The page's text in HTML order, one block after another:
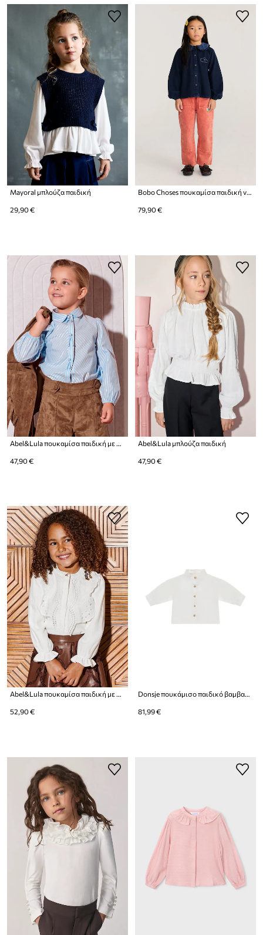
Mayoral μπλούζα παιδική
29,90 €
Bobo Choses πουκαμίσα παιδική ντένιμ Mystery
79,90 €
47,90 €
Abel&Lula μπλούζα παιδική
47,90 €
Abel&Lula πουκαμίσα παιδική με βισκόζη
52,90 €
Donsje πουκάμισο παιδικό βαμβακερό Fini Blouse
81,99 €